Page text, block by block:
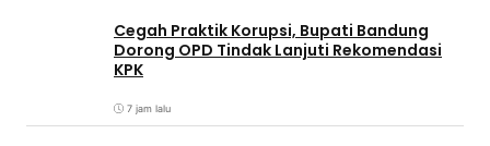
Cegah Praktik Korupsi, Bupati Bandung
Dorong OPD Tindak Lanjuti Rekomendasi
KPK
7 jam lalu